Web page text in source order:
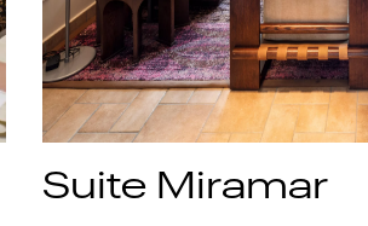
Suite Miramar